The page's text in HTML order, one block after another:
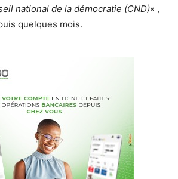
national de la démocratie (CND)« ,
quelques mois.